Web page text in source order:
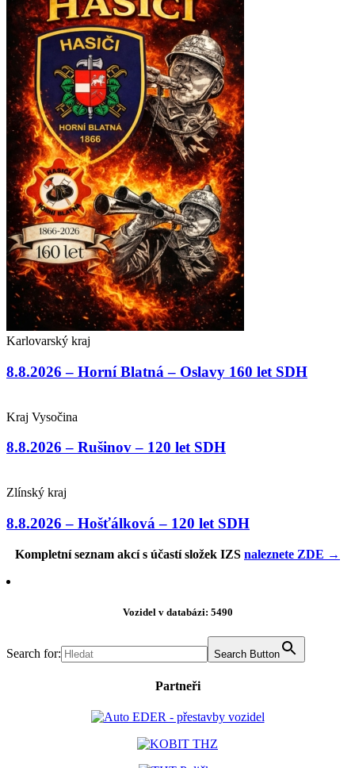
Karlovarský kraj
8.8.2026 – Horní Blatná – Oslavy 160 let SDH
Kraj Vysočina
8.8.2026 – Rušinov – 120 let SDH
Zlínský kraj
8.8.2026 – Hošťálková – 120 let SDH
Kompletní seznam akcí s účastí složek IZS naleznete ZDE →
Vozidel v databázi: 5490
Search for: Search Button
Partneři